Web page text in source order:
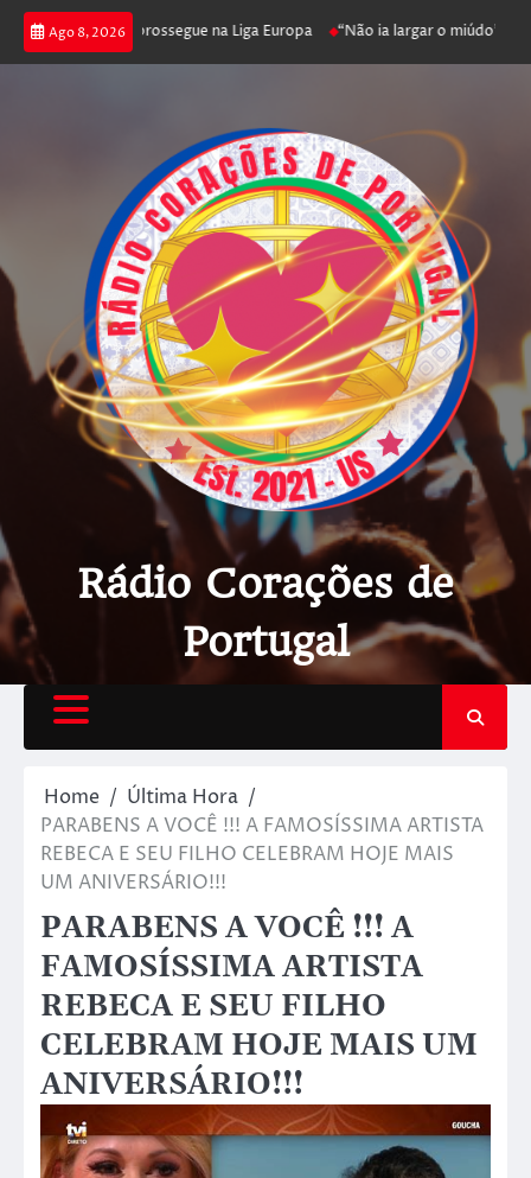
Ago 8, 2026
joga poker e prossegue na Liga Europa “Não ia largar o miúdo”.
Rádio Corações de
Portugal
Home
Última Hora
PARABENS A VOCÊ !!! A FAMOSÍSSIMA ARTISTA
REBECA E SEU FILHO CELEBRAM HOJE MAIS
UM ANIVERSÁRIO!!!
PARABENS A VOCÊ !!! A
FAMOSÍSSIMA ARTISTA
REBECA E SEU FILHO
CELEBRAM HOJE MAIS UM
ANIVERSÁRIO!!!